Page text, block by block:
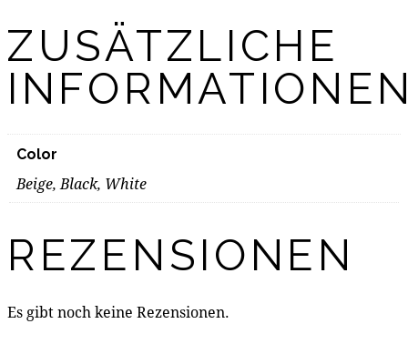
ZUSÄTZLICHE
Color
Beige, Black, White
REZENSIONEN
Es gibt noch keine Rezensionen.